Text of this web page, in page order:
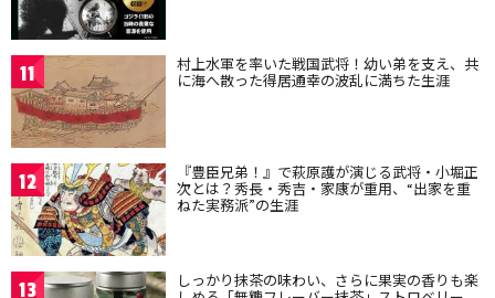
11 村上水軍を率いた戦国武将！幼い弟を支え、共
に海へ散った得居通幸の波乱に満ちた生涯
12 『豊臣兄弟！』で萩原護が演じる武将・小堀正
次とは？秀長・秀吉・家康が重用、“出家を重
ねた実務派”の生涯
13 しっかり抹茶の味わい、さらに果実の香りも楽